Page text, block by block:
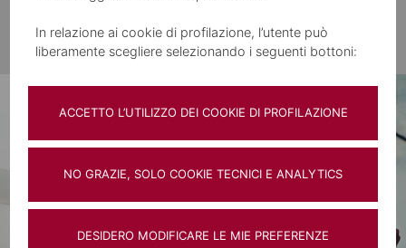
APPROFONDISCI
In relazione ai cookie di profilazione, l’utente può
liberamente scegliere selezionando i seguenti bottoni:
ACCETTO L’UTILIZZO DEI COOKIE DI PROFILAZIONE
NO GRAZIE, SOLO COOKIE TECNICI E ANALYTICS
DESIDERO MODIFICARE LE MIE PREFERENZE